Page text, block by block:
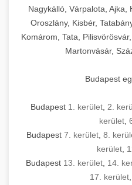
Nagykálló, Várpalota, Ajka,
Oroszlány, Kisbér,
Komárom, Tata,
Martonvásár,
Budapest
Budapest 1. kerület 2.
kerület
Budapest 7. kerület, 8.
kerület
Budapest 13. kerület 14.
17. kerület